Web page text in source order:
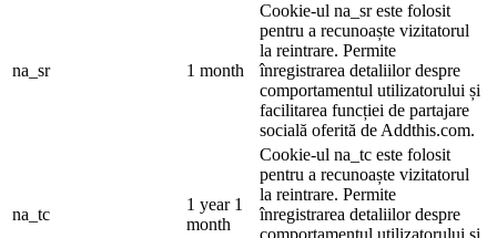
na_sr 1 month
Cookie-ul na_sr este folosit
pentru a recunoaște vizitatorul
la reintrare. Permite
înregistrarea detaliilor despre
comportamentul utilizatorului și
facilitarea funcției de partajare
socială oferită de Addthis.com.
na_tc
1 year 1
month
Cookie-ul na_tc este folosit
pentru a recunoaște vizitatorul
la reintrare. Permite
înregistrarea detaliilor despre